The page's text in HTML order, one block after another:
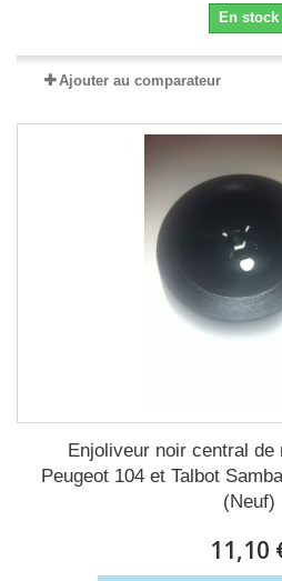
En stock
Ajouter au comparateur
Enjoliveur noir central de
Peugeot 104 et Talbot
(Neuf)
11,10